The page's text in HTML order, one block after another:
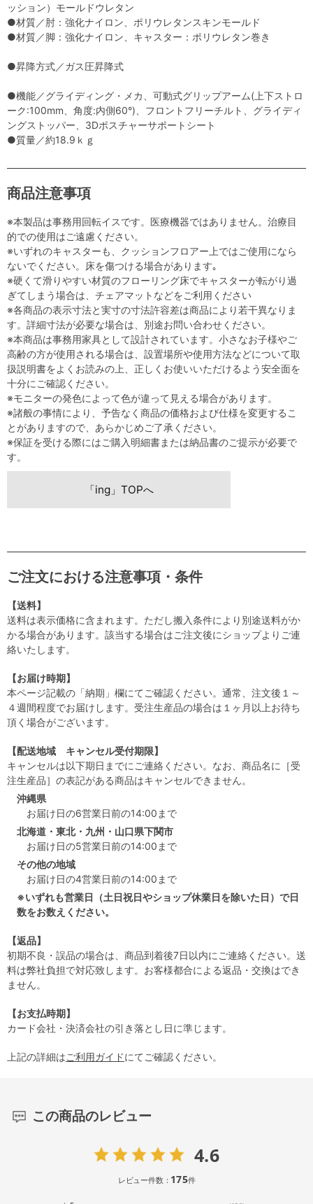
ッション）モールドウレタン
●材質／肘：強化ナイロン、ポリウレタンスキンモールド
●材質／脚：強化ナイロン、キャスター：ポリウレタン巻き
●昇降方式／ガス圧昇降式
●機能／グライディング・メカ、可動式グリップアーム(上下ストロ
ーク:100mm、角度:内側60°)、フロントフリーチルト、グライディ
ングストッパー、3Dポスチャーサポートシート
●質量／約18.9ｋｇ
商品注意事項
※本製品は事務用回転イスです。医療機器ではありません。治療目
的での使用はご遠慮ください。
※いずれのキャスターも、クッションフロアー上ではご使用になら
ないでください。床を傷つける場合があります｡
※硬くて滑りやすい材質のフローリング床でキャスターが転がり過
ぎてしまう場合は、チェアマットなどをご利用ください
※各商品の表示寸法と実寸の寸法許容差は商品により若干異なりま
す。詳細寸法が必要な場合は、別途お問い合わせください。
※本商品は事務用家具として設計されています。小さなお子様やご
高齢の方が使用される場合は、設置場所や使用方法などについて取
扱説明書をよくお読みの上、正しくお使いいただけるよう安全面を
十分にご確認ください。
※モニターの発色によって色が違って見える場合があります。
※諸般の事情により、予告なく商品の価格および仕様を変更するこ
とがありますので、あらかじめご了承ください。
※保証を受ける際にはご購入明細書または納品書のご提示が必要で
す。
「ing」TOPへ
ご注文における注意事項・条件
【送料】
送料は表示価格に含まれます。ただし搬入条件により別途送料がか
かる場合があります。該当する場合はご注文後にショップよりご連
絡いたします。
【お届け時期】
本ページ記載の「納期」欄にてご確認ください。通常、注文後１～
４週間程度でお届けします。受注生産品の場合は１ヶ月以上お待ち
頂く場合がございます。
【配送地域 キャンセル受付期限】
キャンセルは以下期日までにご連絡ください。なお、商品名に［受
注生産品］の表記がある商品はキャンセルできません。
沖縄県
お届け日の6営業日前の14:00まで
北海道・東北・九州・山口県下関市
お届け日の5営業日前の14:00まで
その他の地域
お届け日の4営業日前の14:00まで
※いずれも営業日（土日祝日やショップ休業日を除いた日）で日
数をお数えください。
【返品】
初期不良・誤品の場合は、商品到着後7日以内にご連絡ください。送
料は弊社負担で対応致します。お客様都合による返品・交換はでき
ません。
【お支払時期】
カード会社・決済会社の引き落とし日に準じます。
上記の詳細はご利用ガイドにてご確認ください。
この商品のレビュー
4.6
レビュー件数： 175件